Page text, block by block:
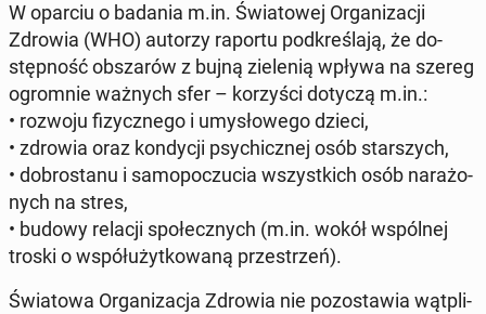
W oparciu o badania m.in. Świa­to­wej Or­ga­ni­za­cji
Zdrowia (WHO) autorzy raportu pod­kre­śla­ją, że do­
stęp­ność ob­sza­rów z bujną zie­le­nią wpływa na szereg
ogrom­nie ważnych sfer – ko­rzy­ści dotyczą m.in.:
• rozwoju fi­zycz­ne­go i umy­sło­we­go dzieci,
• zdrowia oraz kon­dy­cji psy­chicz­nej osób star­szych,
• do­bro­sta­nu i sa­mo­po­czu­cia wszyst­kich osób na­ra­żo­
nych na stres,
• budowy relacji spo­łecz­nych (m.in. wokół wspól­nej
troski o współ­użyt­ko­wa­ną prze­strzeń).
Świa­to­wa Or­ga­ni­za­cja Zdrowia nie po­zo­sta­wia wąt­pli­